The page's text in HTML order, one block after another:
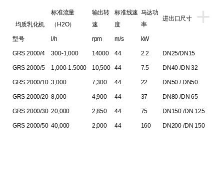
+
均质乳化机
标准流量
（ H2O）
输出转
速
标准线速
度
马达功
率
进出口尺寸
型号 l/h rpm m/s kW
GRS 2000/4 300-1,000 14000 44 2.2 DN25/DN15
GRS 2000/5 1,000-1.5000 10,500 44 7.5 DN40 /DN 32
GRS 2000/10 3,000 7,300 44 22 DN50 / DN50
GRS 2000/20 8,000 4,900 44 37 DN80 /DN 65
GRS 2000/30 20,000 2,850 44 75 DN150 /DN 125
GRS 2000/50 40,000 2,000 44 160 DN200 /DN 150